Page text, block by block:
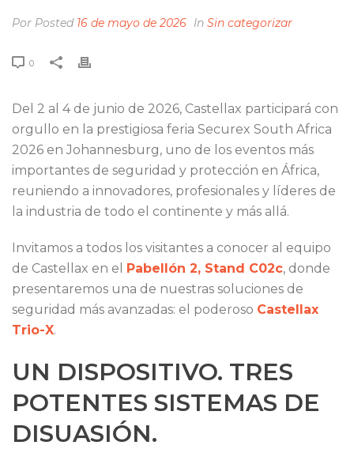
Por Posted 16 de mayo de 2026 In Sin categorizar
0
Del 2 al 4 de junio de 2026, Castellax participará con
orgullo en la prestigiosa feria Securex South Africa
2026 en Johannesburg, uno de los eventos más
importantes de seguridad y protección en África,
reuniendo a innovadores, profesionales y líderes de
la industria de todo el continente y más allá.
Invitamos a todos los visitantes a conocer al equipo
de Castellax en el Pabellón 2, Stand C02c, donde
presentaremos una de nuestras soluciones de
seguridad más avanzadas: el poderoso Castellax
Trio-X.
UN DISPOSITIVO. TRES
POTENTES SISTEMAS DE
DISUASIÓN.